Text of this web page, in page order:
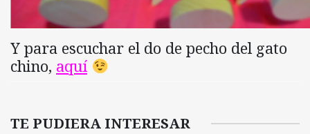
Y para escuchar el do de pecho del gato
chino, aquí
TE PUDIERA INTERESAR